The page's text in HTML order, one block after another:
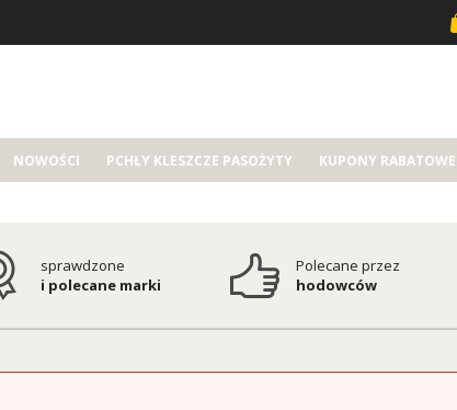
NOWOŚCI PCHŁY KLESZCZE PASOŻYTY KUPONY
sprawdzone
i polecane marki
Polecane przez
hodowców